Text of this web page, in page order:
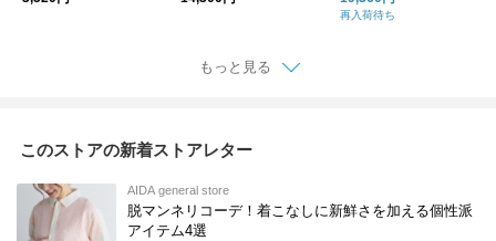
ウエストタックワイド
再入荷待ち
もっと見る
このストアの新着ストアレター
AIDA general store
脱マンネリコーデ！着こなしに新鮮さを加える個性派
アイテム4選